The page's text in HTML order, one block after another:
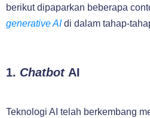
berikut dipaparkan beberapa
generative AI di dalam tahap-
1. Chatbot AI
Teknologi AI telah berkembang